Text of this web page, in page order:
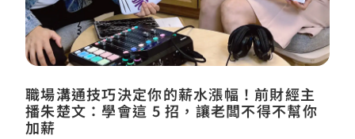
職場溝通技巧決定你的薪水漲幅！前財經主
播朱楚文：學會這 5 招，讓老闆不得不幫你
加薪